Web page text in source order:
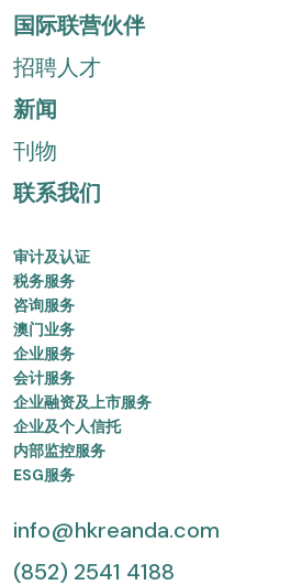
国际联营伙伴
招聘人才
新闻
刊物
联系我们
审计及认证
税务服务
咨询服务
澳门业务
企业服务
会计服务
企业融资及上市服务
企业及个人信托
内部监控服务
ESG服务
info@hkreanda.com
(852) 2541 4188